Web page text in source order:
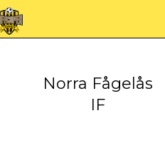
Norra Fågelås
IF